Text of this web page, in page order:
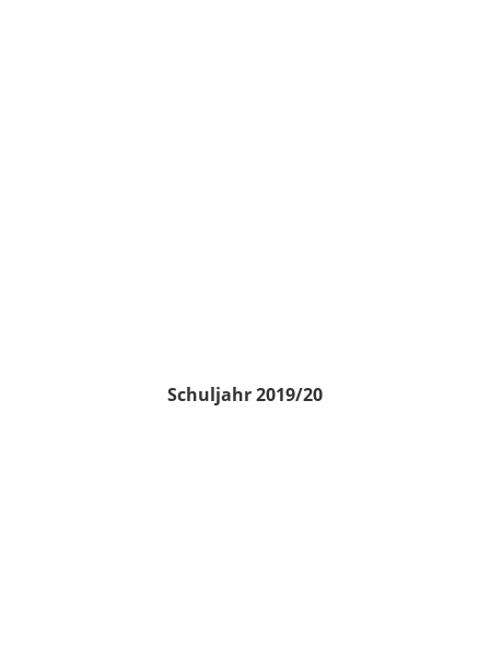
Schuljahr 2019/20